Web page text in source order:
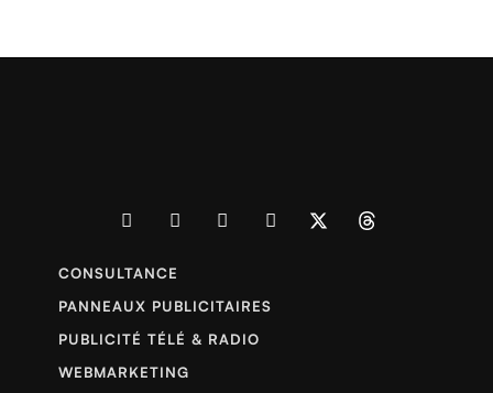
CONSULTANCE
PANNEAUX PUBLICITAIRES
PUBLICITÉ TÉLÉ & RADIO
WEBMARKETING